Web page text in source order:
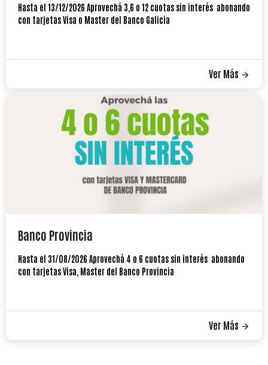
Hasta el 13/12/2026 Aprovechá 3,6 o 12 cuotas sin interés abonando
con tarjetas Visa o Master del Banco Galicia
Ver Más
Banco Provincia
Hasta el 31/08/2026 Aprovechá 4 o 6 cuotas sin interés abonando
con tarjetas Visa, Master del Banco Provincia
Ver Más